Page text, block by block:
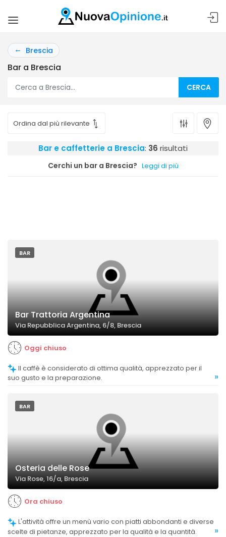
Brescia
Bar a Brescia
CERCA
Bar e caffetterie a Brescia: 36 risultati
Cerchi un bar a Brescia? Leggi di più
BAR
Bar Trattoria Argentina
Via Repubblica Argentina, 6/8, Brescia
Oggi chiuso
suo gusto e la preparazione.
»
BAR
Osteria delle Rose
Via Rose, 16/a, Brescia
Ora chiuso
scelte di pietanze, apprezzato per la qualità e la quantità.
»